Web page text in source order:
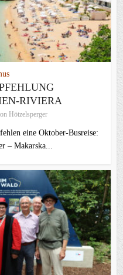
RIVIERA
Hötzelsperger
eine Oktober-Busreise:
– Makarska...